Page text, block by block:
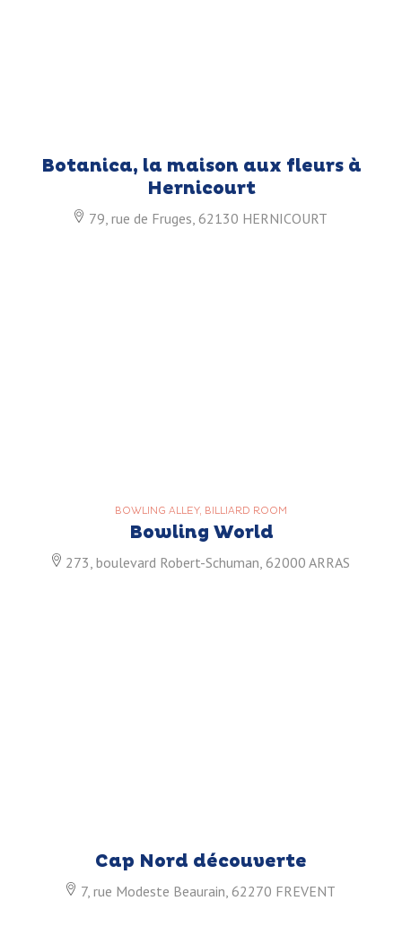
Botanica, la maison aux fleurs à
Hernicourt
79, rue de Fruges, 62130 HERNICOURT
BOWLING ALLEY, BILLIARD ROOM
Bowling World
273, boulevard Robert-Schuman, 62000 ARRAS
Cap Nord découverte
7, rue Modeste Beaurain, 62270 FREVENT